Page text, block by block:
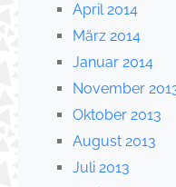
April 2014
März 2014
Januar 2014
November
Oktober 2013
August 2013
Juli 2013